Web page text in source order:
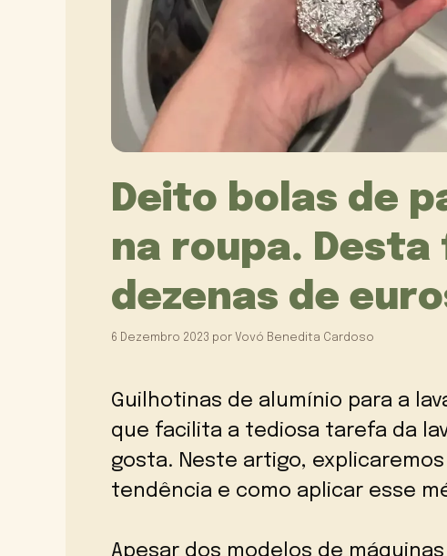
Deito bolas de
na roupa.
dezenas de
6 Dezembro 2023 por Vovó Benedita Cardoso
Guilhotinas de alumínio para a
que facilita a tediosa tarefa da
gosta. Neste artigo,
tendência e como aplicar esse
Apesar dos modelos de